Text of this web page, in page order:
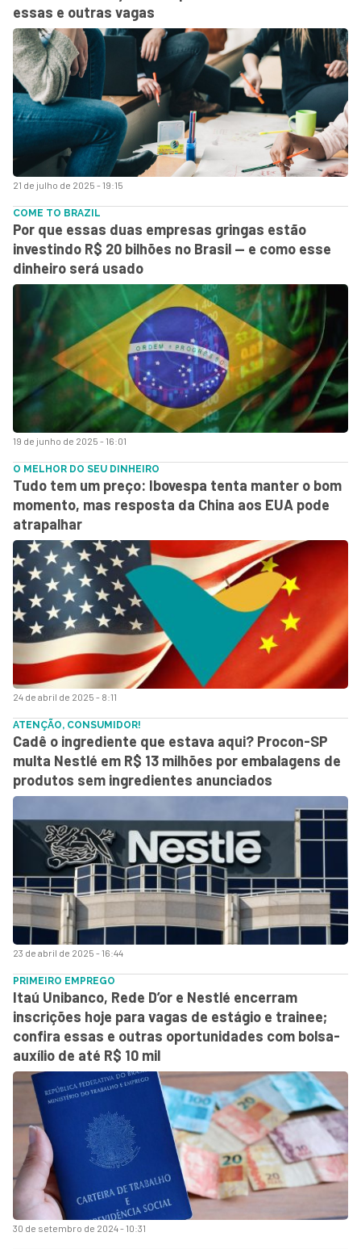
21 de julho de 2025 - 19:15
essas e outras vagas
19 de junho de 2025 - 16:01
COME TO BRAZIL
Por que essas duas empresas gringas estão
investindo R$ 20 bilhões no Brasil — e como esse
dinheiro será usado
24 de abril de 2025 - 8:11
O MELHOR DO SEU DINHEIRO
Tudo tem um preço: Ibovespa tenta manter o bom
momento, mas resposta da China aos EUA pode
atrapalhar
23 de abril de 2025 - 16:44
ATENÇÃO, CONSUMIDOR!
Cadê o ingrediente que estava aqui? Procon-SP
multa Nestlé em R$ 13 milhões por embalagens de
produtos sem ingredientes anunciados
30 de setembro de 2024 - 10:31
PRIMEIRO EMPREGO
Itaú Unibanco, Rede D’or e Nestlé encerram
inscrições hoje para vagas de estágio e trainee;
confira essas e outras oportunidades com bolsa-
auxílio de até R$ 10 mil